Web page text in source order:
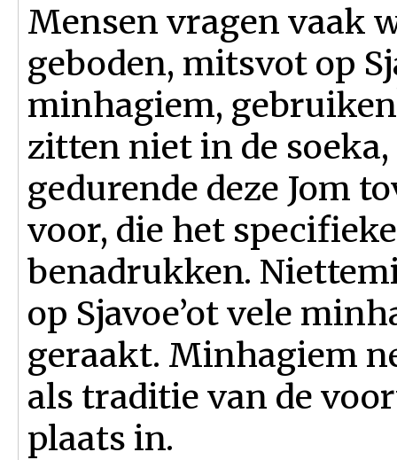
Mensen vragen vaak
geboden, mitsvot op
minhagiem,
zitten niet in de
gedurende deze Jom
voor, die het
benadrukken.
op Sjavoe’ot vele
geraakt. Minhagiem
als traditie van de
plaats in.